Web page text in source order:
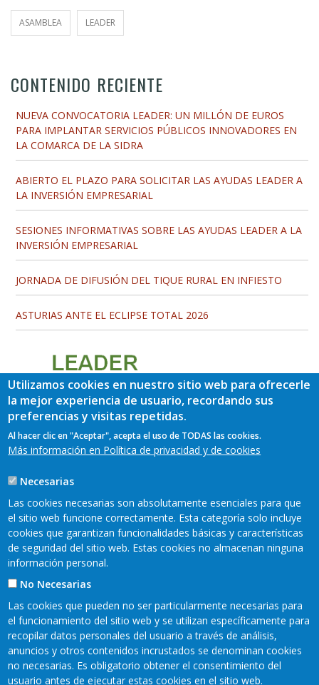
ASAMBLEA LEADER
CONTENIDO RECIENTE
NUEVA CONVOCATORIA LEADER: UN MILLÓN DE EUROS
PARA IMPLANTAR SERVICIOS PÚBLICOS INNOVADORES EN
LA COMARCA DE LA SIDRA
ABIERTO EL PLAZO PARA SOLICITAR LAS AYUDAS LEADER A
LA INVERSIÓN EMPRESARIAL
SESIONES INFORMATIVAS SOBRE LAS AYUDAS LEADER A LA
INVERSIÓN EMPRESARIAL
JORNADA DE DIFUSIÓN DEL TIQUE RURAL EN INFIESTO
ASTURIAS ANTE EL ECLIPSE TOTAL 2026
Mapa web Mapa web
Aviso legal
Utilizamos cookies en nuestro sitio web para ofrecerle
la mejor experiencia de usuario, recordando sus
preferencias y visitas repetidas.
Al hacer clic en "Aceptar", acepta el uso de TODAS las cookies.
Más información en Política de privacidad y de cookies
Necesarias
Las cookies necesarias son absolutamente esenciales para que
el sitio web funcione correctamente. Esta categoría solo incluye
cookies que garantizan funcionalidades básicas y características
de seguridad del sitio web. Estas cookies no almacenan ninguna
información personal.
No Necesarias
Las cookies que pueden no ser particularmente necesarias para
el funcionamiento del sitio web y se utilizan específicamente para
recopilar datos personales del usuario a través de análisis,
anuncios y otros contenidos incrustados se denominan cookies
no necesarias. Es obligatorio obtener el consentimiento del
usuario antes de ejecutar estas cookies en el sitio web.